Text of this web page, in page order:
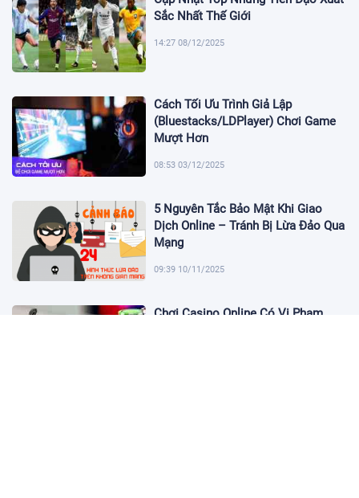
Sắc Nhất Thế Giới
14:27 08/12/2025
Cách Tối Ưu Trình Giả Lập
(Bluestacks/LDPlayer) Chơi Game
Mượt Hơn
08:53 03/12/2025
5 Nguyên Tắc Bảo Mật Khi Giao
Dịch Online – Tránh Bị Lừa Đảo Qua
Mạng
09:39 10/11/2025
Chơi Casino Online Có Vi Phạm